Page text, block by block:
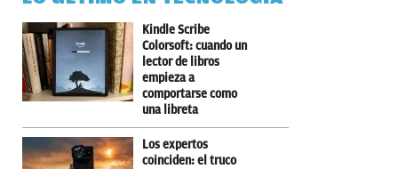
Kindle Scribe
Colorsoft: cuando un
lector de libros
empieza a
comportarse como
una libreta
Los expertos
coinciden: el truco